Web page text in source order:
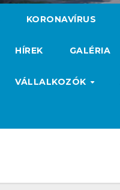
KORONAVÍRUS
HÍREK GALÉRIA
VÁLLALKOZÓK